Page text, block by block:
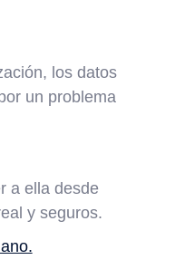
los datos
un problema
a ella desde
y seguros.